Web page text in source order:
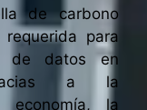
de carbono
para
de datos en
a la
economía, la